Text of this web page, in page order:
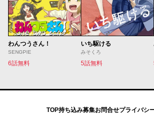
わんつうさん！
SENGPIE
6話無料
いち駆ける
みそくろ
5話無料
TOP持ち込み募集お問合せプライバシ